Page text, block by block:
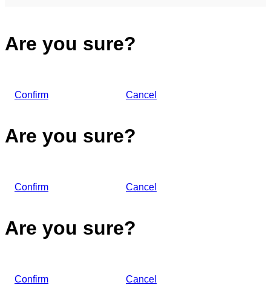
Are you sure?
Confirm Cancel
Are you sure?
Confirm Cancel
Are you sure?
Confirm Cancel